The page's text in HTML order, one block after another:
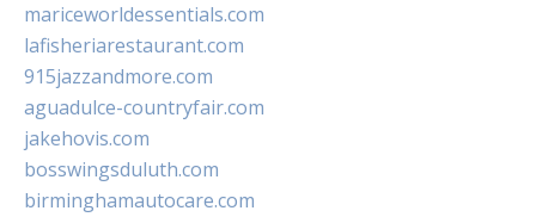
mariceworldessentials.com
lafisheriarestaurant.com
915jazzandmore.com
aguadulce-countryfair.com
jakehovis.com
bosswingsduluth.com
birminghamautocare.com